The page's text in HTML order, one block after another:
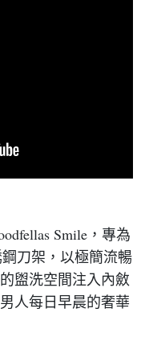
Smile，專為
刀架，以極簡流暢
盥洗空間注入內斂
人每日早晨的奢華